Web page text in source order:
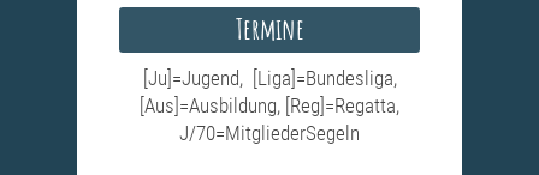
Termine
[Ju]=Jugend, [Liga]=Bundesliga,
[Aus]=Ausbildung, [Reg]=Regatta,
J/70=MitgliederSegeln